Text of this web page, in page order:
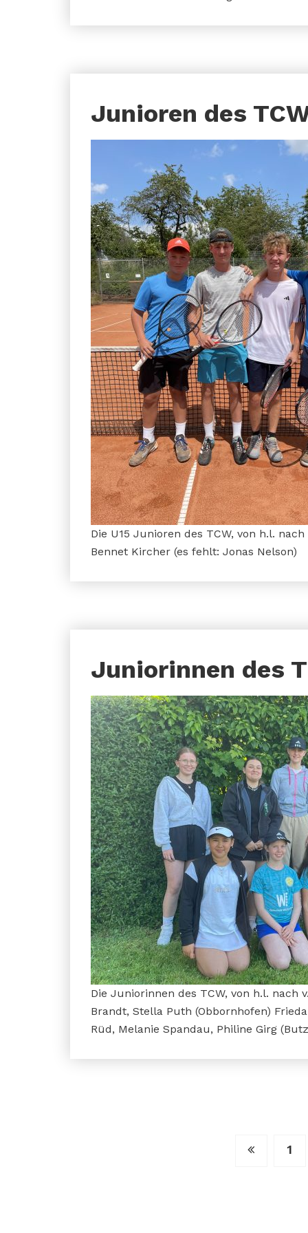
Junioren des
Die U15 Junioren des TCW, von h.l.
Bennet Kircher (es fehlt: Jonas Nelson)
Juniorinnen des
Die Juniorinnen des TCW, von h.l. nach
Brandt, Stella Puth (Obbornhofen)
Rüd, Melanie Spandau, Philine Girg
1